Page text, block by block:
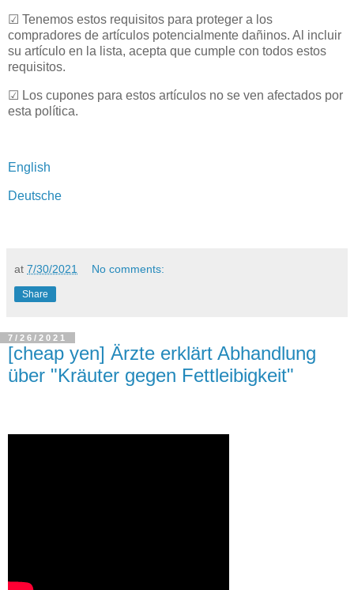
☑ Tenemos estos requisitos para proteger a los
compradores de artículos potencialmente dañinos. Al incluir
su artículo en la lista, acepta que cumple con todos estos
requisitos.
☑ Los cupones para estos artículos no se ven afectados por
esta política.
English
Deutsche
at 7/30/2021 No comments:
Share
7/26/2021
[cheap yen] Ärzte erklärt Abhandlung
über "Kräuter gegen Fettleibigkeit"